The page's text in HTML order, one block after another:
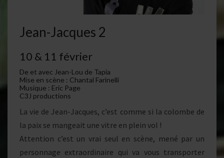
Jean-Jacques 2
10 & 11 février
De et avec Jean-Lou de Tapia
Mise en scène : Chantal Farinelli
Musique : Eric Page
C3J productions
La vie de Jean-Jacques, c’est comme si la colombe de
la paix se mangeait une vitre en plein vol !
Attention c’est un vrai seul en scène, mené par un
personnage extraordinaire qui va vous transporter